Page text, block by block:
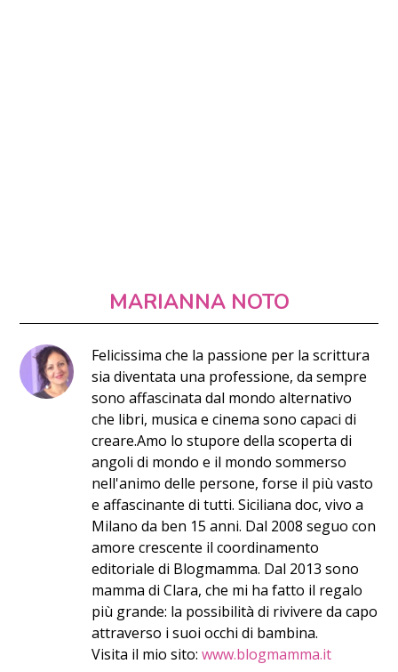
MARIANNA NOTO
​Felic​issima​ che la passione per la scrittura
sia diventata una professione, da sempre
sono affascinata dal mondo alternativo
che libri, musica e cinema sono capaci di
creare. ​Amo lo stupore della scoperta di
angoli di mondo ​e il mondo sommerso
nell'animo delle persone, forse il più vasto
e affascinante di tutti. Siciliana doc, vivo a
Milano da ben 15 anni. Dal 2008 seguo con
amore crescente il coordinamento
editoriale di Blogmamma. ​Dal 2013 sono
mamma di Clara, che mi ha fatto il regalo
più grande: la possibilità di rivivere da capo
attraverso i suoi occhi di bambina.
Visita il mio sito:www.blogmamma.it